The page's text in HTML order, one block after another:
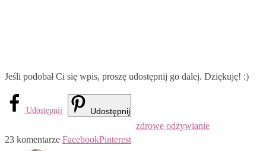
Jeśli podobał Ci się wpis, proszę udostępnij go dalej. Dziękuję! :)
Udostępnij Udostępnij
zdrowe odżywianie
23 komentarze FacebookPinterest